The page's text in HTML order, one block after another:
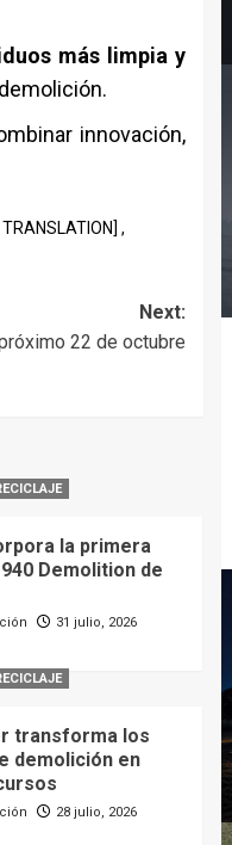
más limpia y
innovación,
TRANSLATION] ,
Next:
22 de octubre
la primera
Demolition de
31 julio, 2026
transforma los
demolición en
28 julio, 2026